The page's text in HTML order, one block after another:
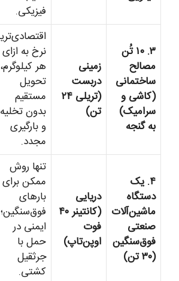
فیزیکی.
۳. ۱۰ تُن
مصالح
ساختمانی
(کاشی و
سرامیک)
به گنجه
زمینی
دربست
(تریلی ۲۴
تن)
اقتصادی‌ترین
نرخ به ازای
هر کیلوگرم،
تحویل
مستقیم
بدون تخلیه
و بارگیری
مجدد.
۴. یک
دستگاه
ماشین‌آلات
صنعتی
فوق‌سنگین
دریایی
(کانتینر ۴۰
فوت
اوپن‌تاپ)
تنها روش
ممکن برای
بارهای
فوق‌سنگین؛
ایمنی در
حمل با
جرثقیل
کشتی.